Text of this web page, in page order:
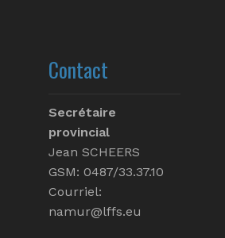
Contact
Secrétaire
provincial
Jean SCHEERS
GSM: 0487/33.37.10
Courriel:
namur@lffs.eu